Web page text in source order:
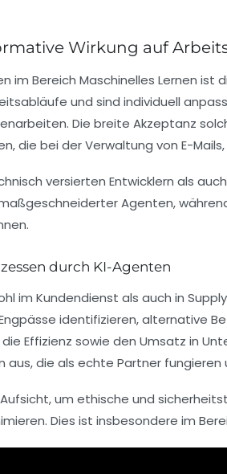
Wirkung auf
im Bereich Maschinelles Lernen
und sind individuell
Die breite Akzeptanz
die bei der Verwaltung von E-
versierten Entwicklern als
Agenten,
durch KI-Agenten
im Kundendienst als auch in
identifizieren, alternative
Effizienz sowie den Umsatz in
aus, die als echte Partner
um ethische und
Dies ist insbesondere im